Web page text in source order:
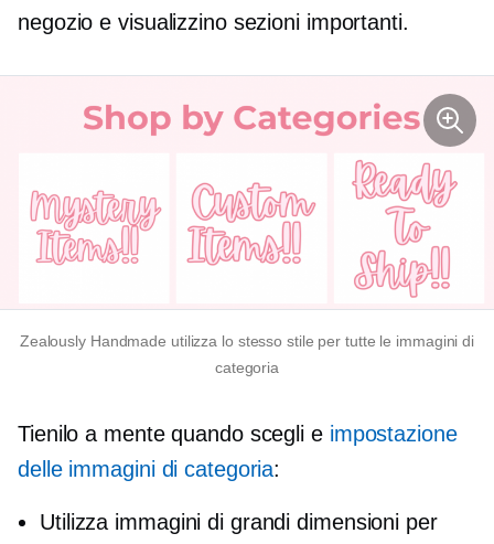
negozio e visualizzino sezioni importanti.
Zealously Handmade utilizza lo stesso stile per tutte le immagini di
categoria
Tienilo a mente quando scegli e impostazione
delle immagini di categoria:
Utilizza immagini di grandi dimensioni per